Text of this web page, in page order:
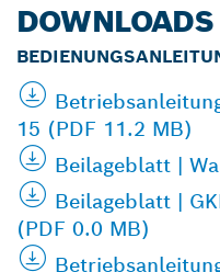
DOWNLOADS
15 (PDF 11.2 MB)
Beilageblatt |
Beilageblatt |
(PDF 0.0 MB)